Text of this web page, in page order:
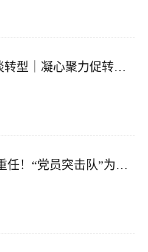
支部书记谈转型｜凝心聚力促转型 党建引领铸新篇
授旗帜 担重任！“党员突击队”为项目攻坚擎旗冲锋